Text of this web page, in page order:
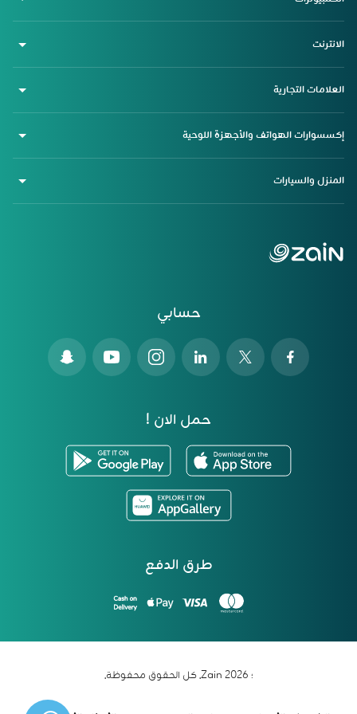
حسابي
حمل الان !
طرق الدفع
الانترنت
العلامات التجارية
إكسسوارات الهواتف والأجهزة اللوحية
المنزل والسيارات
؛ 2026 Zain. كل الحقوق محفوظة.